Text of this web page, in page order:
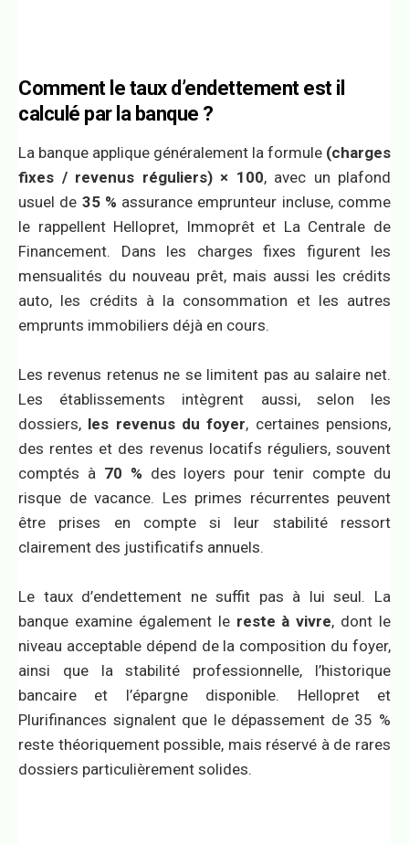
Comment le taux d’endettement est il
calculé par la banque ?
La banque applique généralement la formule (charges
fixes / revenus réguliers) × 100, avec un plafond
usuel de 35 % assurance emprunteur incluse, comme
le rappellent Hellopret, Immoprêt et La Centrale de
Financement. Dans les charges fixes figurent les
mensualités du nouveau prêt, mais aussi les crédits
auto, les crédits à la consommation et les autres
emprunts immobiliers déjà en cours.
Les revenus retenus ne se limitent pas au salaire net.
Les établissements intègrent aussi, selon les
dossiers, les revenus du foyer, certaines pensions,
des rentes et des revenus locatifs réguliers, souvent
comptés à 70 % des loyers pour tenir compte du
risque de vacance. Les primes récurrentes peuvent
être prises en compte si leur stabilité ressort
clairement des justificatifs annuels.
Le taux d’endettement ne suffit pas à lui seul. La
banque examine également le reste à vivre, dont le
niveau acceptable dépend de la composition du foyer,
ainsi que la stabilité professionnelle, l’historique
bancaire et l’épargne disponible. Hellopret et
Plurifinances signalent que le dépassement de 35 %
reste théoriquement possible, mais réservé à de rares
dossiers particulièrement solides.